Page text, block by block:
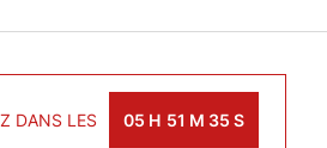
DANS LES 05 H 51 M 34 S